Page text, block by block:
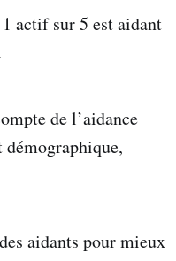
actif sur 5 est aidant
de l’aidance
aidants pour mieux